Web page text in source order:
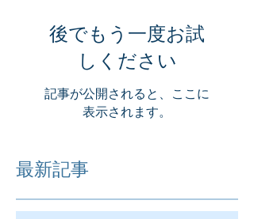
後でもう一度お試
しください
記事が公開されると、ここに
表示されます。
最新記事